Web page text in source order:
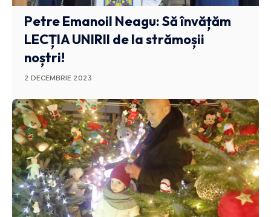
Petre Emanoil Neagu: Să învățăm
LECȚIA UNIRII de la strămoșii
noștri!
2 DECEMBRIE 2023